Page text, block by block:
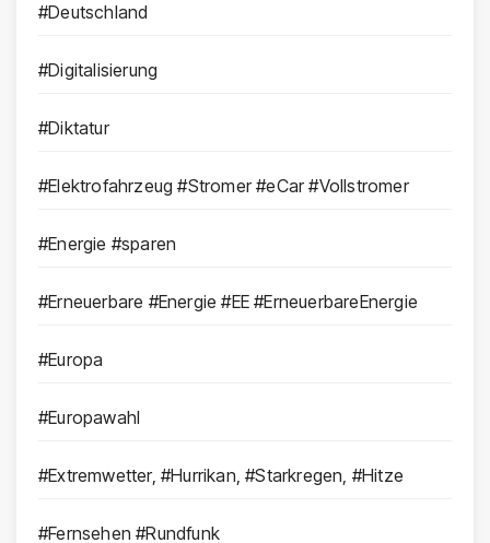
#Deutschland
#Digitalisierung
#Diktatur
#Elektrofahrzeug #Stromer #eCar #Vollstromer
#Energie #sparen
#Erneuerbare #Energie #EE #ErneuerbareEnergie
#Europa
#Europawahl
#Extremwetter, #Hurrikan, #Starkregen, #Hitze
#Fernsehen #Rundfunk